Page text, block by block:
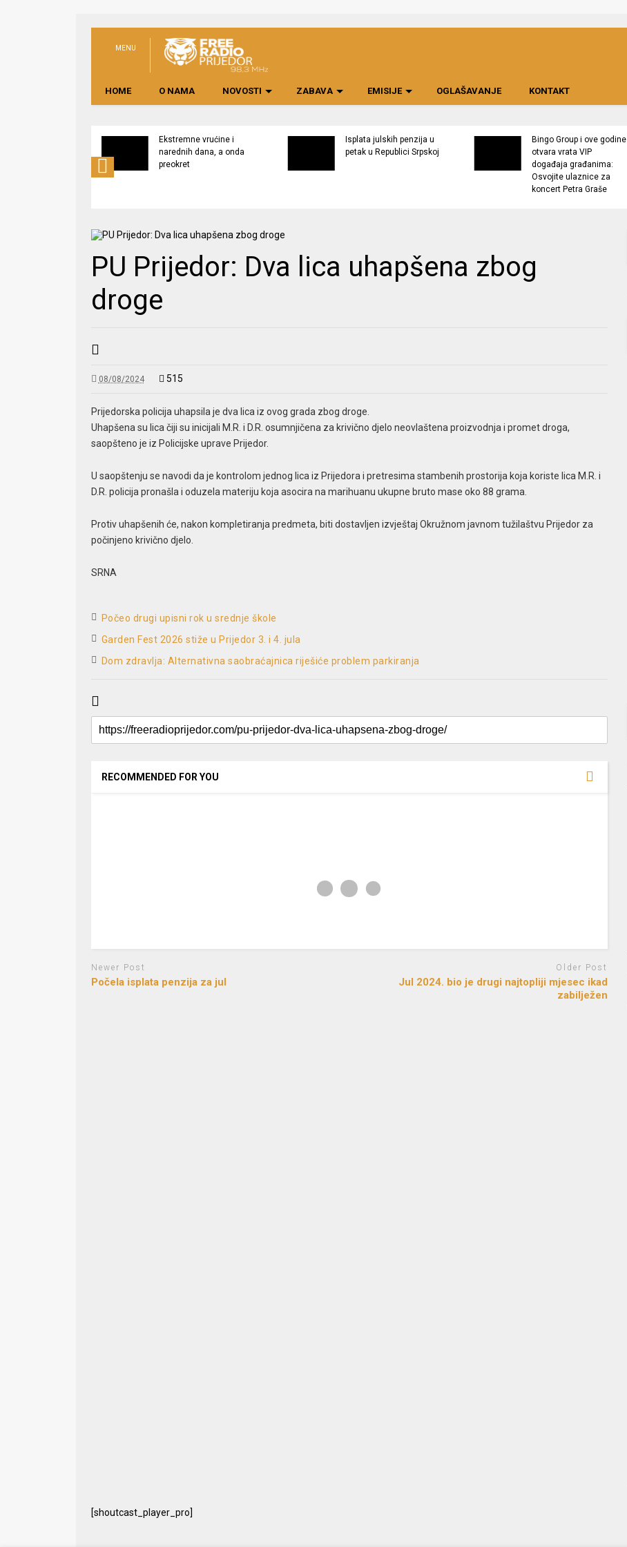
MENU
HOME O NAMA NOVOSTI ZABAVA EMISIJE OGLAŠAVANJE KONTAKT
Ekstremne vrućine i
narednih dana, a onda
preokret
Isplata julskih penzija u
petak u Republici Srpskoj
Bingo Group i ove godine
otvara vrata VIP
događaja građanima:
Osvojite ulaznice za
koncert Petra Graše
PU Prijedor: Dva lica uhapšena zbog
droge
08/08/2024 515
Prijedorska policija uhapsila je dva lica iz ovog grada zbog droge.
Uhapšena su lica čiji su inicijali M.R. i D.R. osumnjičena za krivično djelo neovlaštena proizvodnja i promet droga,
saopšteno je iz Policijske uprave Prijedor.
U saopštenju se navodi da je kontrolom jednog lica iz Prijedora i pretresima stambenih prostorija koja koriste lica M.R. i
D.R. policija pronašla i oduzela materiju koja asocira na marihuanu ukupne bruto mase oko 88 grama.
Protiv uhapšenih će, nakon kompletiranja predmeta, biti dostavljen izvještaj Okružnom javnom tužilaštvu Prijedor za
počinjeno krivično djelo.
SRNA
Počeo drugi upisni rok u srednje škole
Garden Fest 2026 stiže u Prijedor 3. i 4. jula
Dom zdravlja: Alternativna saobraćajnica riješiće problem parkiranja
RECOMMENDED FOR YOU
Newer Post
Počela isplata penzija za jul
Older Post
Jul 2024. bio je drugi najtopliji mjesec ikad
zabilježen
[shoutcast_player_pro]